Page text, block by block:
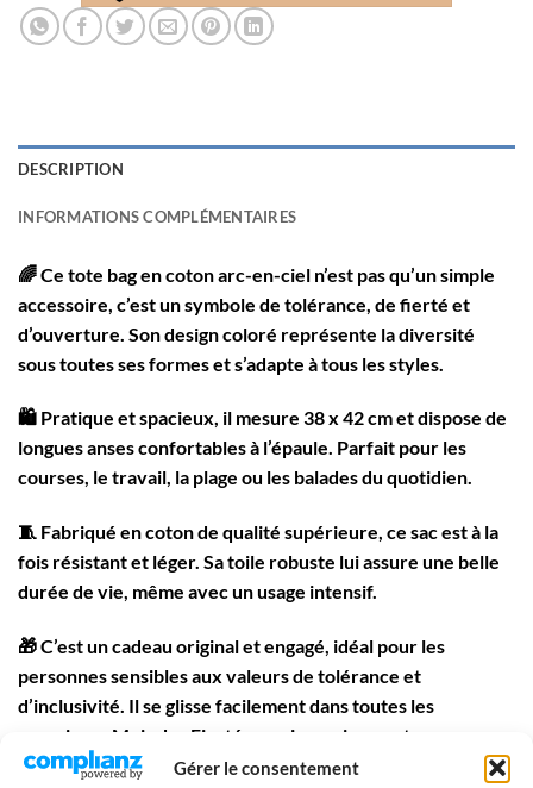
Gérer le consentement
DESCRIPTION
INFORMATIONS COMPLÉMENTAIRES
🌈Ce tote bag en coton arc-en-ciel n’est pas qu’un simple
accessoire, c’est un symbole de tolérance, de fierté et
d’ouverture. Son design coloré représente la diversité
sous toutes ses formes et s’adapte à tous les styles.
🛍️ Pratique et spacieux, il mesure 38 x 42 cm et dispose de
longues anses confortables à l’épaule. Parfait pour les
courses, le travail, la plage ou les balades du quotidien.
🧵 Fabriqué en coton de qualité supérieure, ce sac est à la
fois résistant et léger. Sa toile robuste lui assure une belle
durée de vie, même avec un usage intensif.
🎁C’est un cadeau original et engagé, idéal pour les
personnes sensibles aux valeurs de tolérance et
d’inclusivité. Il se glisse facilement dans toutes les
occasions : Mois des Fiertés, anniversaire, geste
symbolique…